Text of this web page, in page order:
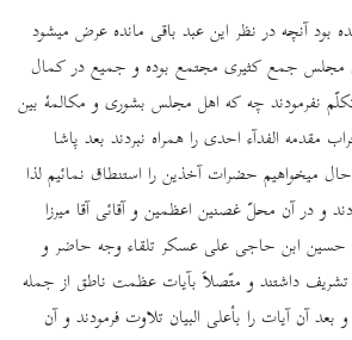
بود آنچه در نظر این عبد باقی مانده عرض میشود
مجلس جمع کثیری مجتمع بوده و جمیع در کمال
نفرمودند چه که اهل مجلس بشوری و مکالمۀ بین
الفدآء احدی را همراه نبردند بعد پاشا
حضرات آخذین را استنطاق نمائیم لذا
در آن محلّ غصنین اعظمین و آقائی آقا میرزا
حسین ابن حاجی علی عسکر تلقاء وجه حاضر و
داشتند و متّصلاً بآیات عظمت ناطق از جمله
آن آیات را بأعلی البیان تلاوت فرمودند و آن